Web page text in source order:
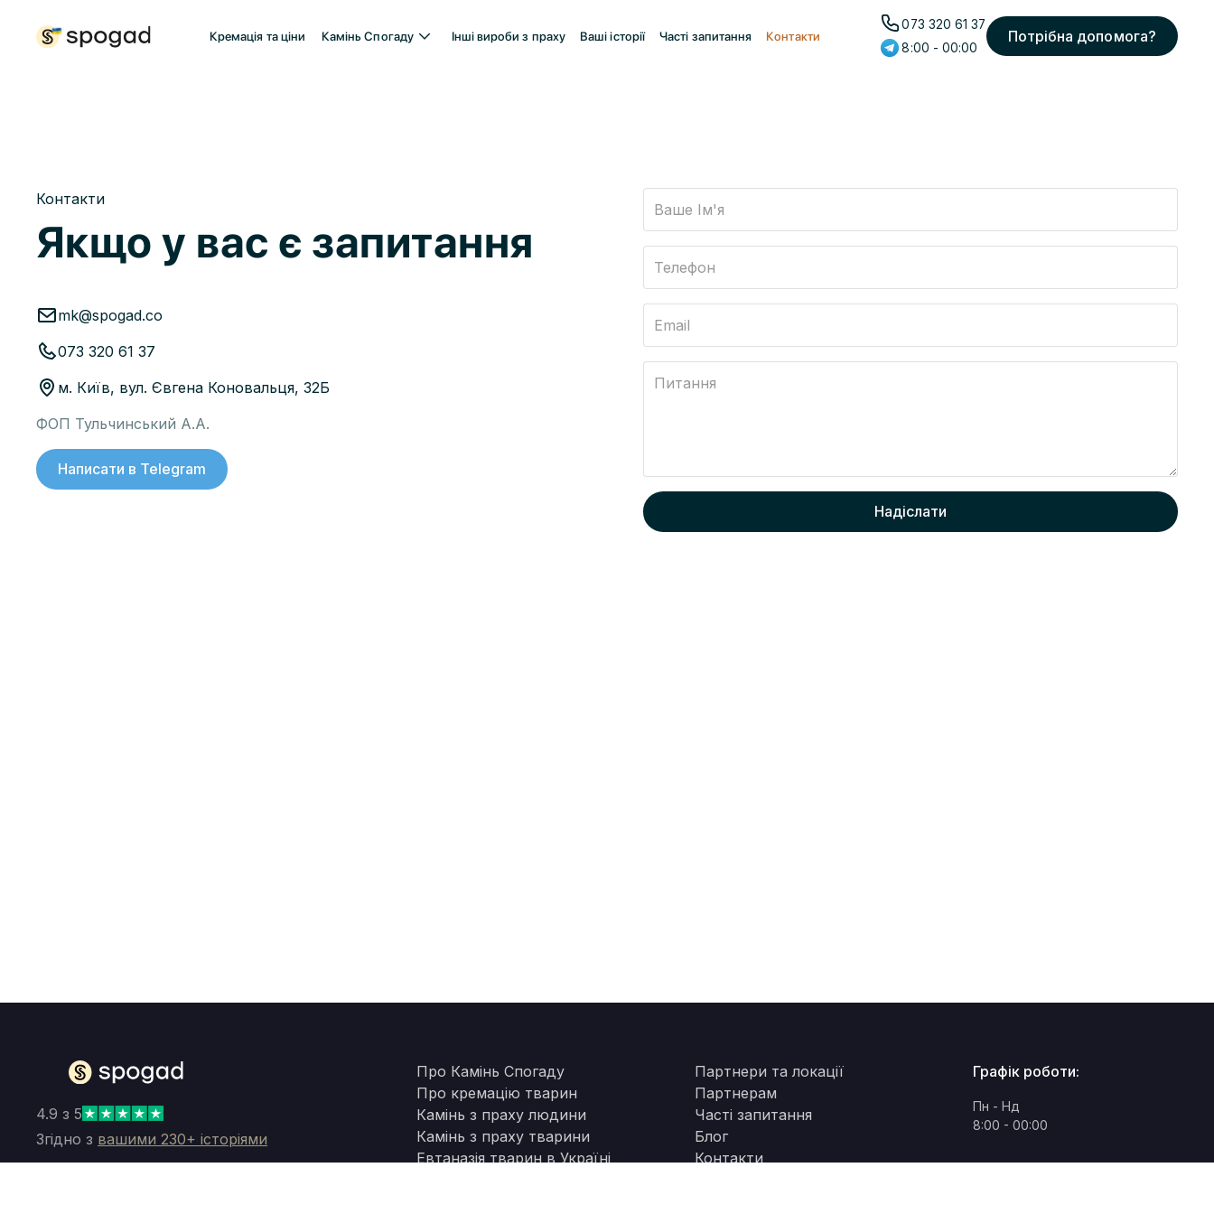
Кремація та ціни Камінь Спогаду Інші вироби з праху Ваші історії Часті запитання Контакти
073 320 61 37
8:00 - 00:00
Потрібна допомога?
Контакти
Якщо у вас є запитання
mk@spogad.co
073 320 61 37
м. Київ, вул. Євгена Коновальця, 32Б
ФОП Тульчинський А.А.
Написати в Telegram
4.9 з 5
Згідно з вашими 230+ історіями
Про Камінь Спогаду
Про кремацію тварин
Камінь з праху людини
Камінь з праху тварини
Евтаназія тварин в Україні
Партнери та локації
Партнерам
Часті запитання
Блог
Контакти
Графік роботи:
Пн - Нд
8:00 - 00:00